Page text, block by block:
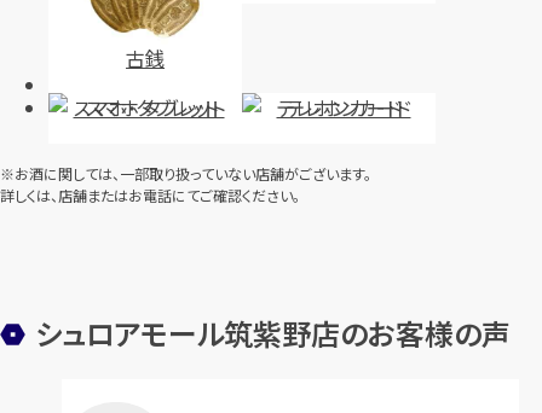
グッチ GGインプリメ トートバッ
買取参考価格 19,000円
バッグ
ショルダーバッグ
買取参考価格
バッグ
古銭
スマホ・タブレット テレホンカード
※お酒に関しては、一部取り扱っていない店舗がございます。
詳しくは、店舗またはお電話にてご確認ください。
シュロアモール筑紫野店のお客様の声